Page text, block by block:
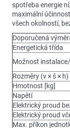
spotřeba energie
maximální
všech okolností,
Doporučená
Energetická třída
Možnost
Rozměry (v × š × h)
Hmotnost [kg]
Napětí
Elektrický proud
Elektrický proud
Max. příkon